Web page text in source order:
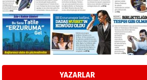
YAZARLAR
Murat Şahsuvaroğlu ERKON’da
çıtayı yukarı taşırken,
yönetimdekiler aşağı
çekmemeli!
17 Şubat 2026 SalıOrhan BOZKURT
Bir fotoğraf, bir şehir, bir
gazeteci… Dizginler kimin
elinde?